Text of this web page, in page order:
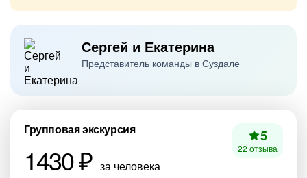
Сергей и Екатерина
Представитель команды в Суздале
Групповая экскурсия
1430 ₽ за человека
5
22 отзыва